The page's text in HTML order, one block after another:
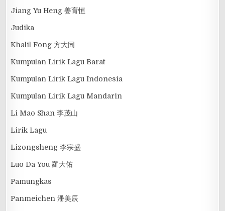
Jiang Yu Heng 姜育恒
Judika
Khalil Fong 方大同
Kumpulan Lirik Lagu Barat
Kumpulan Lirik Lagu Indonesia
Kumpulan Lirik Lagu Mandarin
Li Mao Shan 李茂山
Lirik Lagu
Lizongsheng 李宗盛
Luo Da You 羅大佑
Pamungkas
Panmeichen 潘美辰